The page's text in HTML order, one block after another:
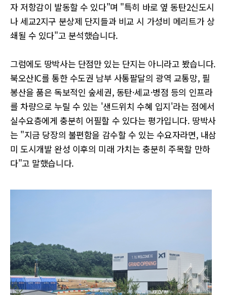
자 저항감이 발동할 수 있다"며 "특히 바로 옆 동탄2신도시
나 세교2지구 분상제 단지들과 비교 시 가성비 메리트가 상
쇄될 수 있다"고 분석했습니다.
그럼에도 땅박사는 단점만 있는 단지는 아니라고 봤습니다.
북오산IC를 통한 수도권 남부 사통팔달의 광역 교통망, 필
봉산을 품은 독보적인 숲세권, 동탄·세교·병점 등의 인프라
를 차량으로 누릴 수 있는 '샌드위치 수혜 입지'라는 점에서
실수요층에게 충분히 어필할 수 있다는 평가입니다. 땅박사
는 "지금 당장의 불편함을 감수할 수 있는 수요자라면, 내삼
미 도시개발 완성 이후의 미래 가치는 충분히 주목할 만하
다"고 말했습니다.